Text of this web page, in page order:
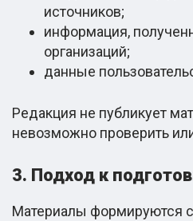
источников;
информация,
организаций;
данные
Редакция не публикует
невозможно проверить
3. Подход к
Материалы формируются